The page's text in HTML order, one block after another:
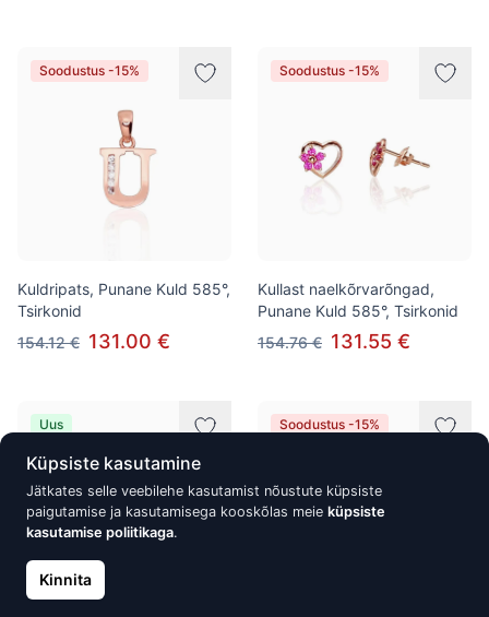
Soodustus -15%
Kuldripats, Punane Kuld 585°,
Tsirkonid
154.12 € 131.00 €
Soodustus -15%
Kullast naelkõrvarõngad,
Punane Kuld 585°, Tsirkonid
154.76 € 131.55 €
Uus Soodustus -15%
Küpsiste kasutamine
Jätkates selle veebilehe kasutamist nõustute küpsiste
paigutamise ja kasutamisega kooskõlas meie küpsiste
kasutamise poliitikaga.
Kinnita